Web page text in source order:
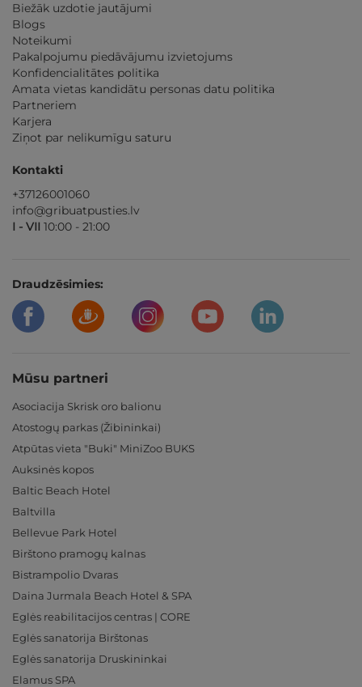
Biežāk uzdotie jautājumi
Blogs
Noteikumi
Pakalpojumu piedāvājumu izvietojums
Konfidencialitātes politika
Amata vietas kandidātu personas datu politika
Partneriem
Karjera
Ziņot par nelikumīgu saturu
Kontakti
+37126001060
info@gribuatpusties.lv
I - VII 10:00 - 21:00
Draudzēsimies:
Mūsu partneri
Asociacija Skrisk oro balionu
Atostogų parkas (Žibininkai)
Atpūtas vieta "Buki" MiniZoo BUKS
Auksinės kopos
Baltic Beach Hotel
Baltvilla
Bellevue Park Hotel
Birštono pramogų kalnas
Bistrampolio Dvaras
Daina Jurmala Beach Hotel & SPA
Eglės reabilitacijos centras | CORE
Eglės sanatorija Birštonas
Eglės sanatorija Druskininkai
Elamus SPA